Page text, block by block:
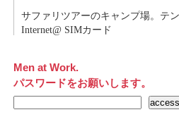
サファリツアーのキャンプ場。テ
Internet@ SIMカード
Men at Work.
パスワードをお願いします。